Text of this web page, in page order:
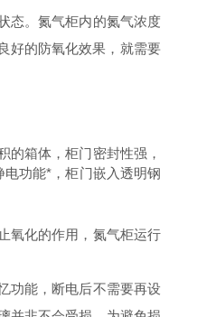
态。氮气柜内的氮气浓度
好的防氧化效果，就需要
的箱体，柜门密封性强，
功能*，柜门嵌入透明钢
氧化的作用，氮气柜运行
功能，断电后不需要再设